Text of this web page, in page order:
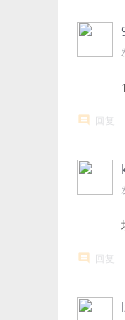
回复
回复